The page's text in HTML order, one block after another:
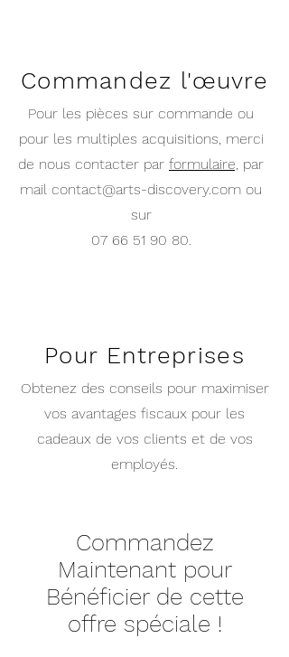
Commandez l'œuvre
Pour les pièces sur commande ou
pour les multiples acquisitions, merci
de nous contacter par formulaire, par
mail contact@arts-discovery.com ou
sur
07 66 51 90 80.
Pour Entreprises
Obtenez des conseils pour maximiser
vos avantages fiscaux pour les
cadeaux de vos clients et de vos
employés.
Commandez
Maintenant pour
Bénéficier de cette
offre spéciale !